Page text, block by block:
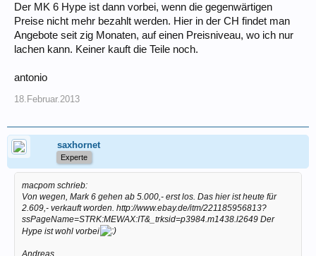
Der MK 6 Hype ist dann vorbei, wenn die gegenwärtigen
Preise nicht mehr bezahlt werden. Hier in der CH findet man
Angebote seit zig Monaten, auf einen Preisniveau, wo ich nur
lachen kann. Keiner kauft die Teile noch.
antonio
18.Februar.2013
saxhornet
Experte
macpom schrieb:
Von wegen, Mark 6 gehen ab 5.000,- erst los. Das hier ist heute für
2.609,- verkauft worden. http://www.ebay.de/itm/221185956813?
ssPageName=STRK:MEWAX:IT&_trksid=p3984.m1438.l2649 Der
Hype ist wohl vorbei
Andreas